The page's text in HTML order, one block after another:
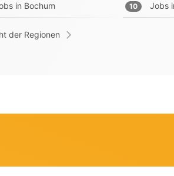
in Bochum 10 Jobs
der Regionen